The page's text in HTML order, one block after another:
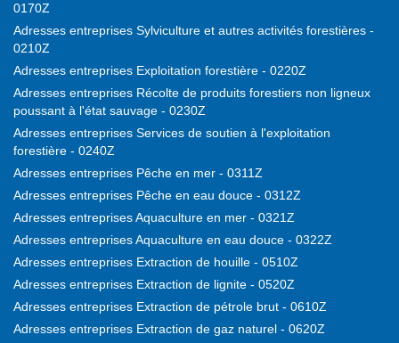
0170Z
Adresses entreprises Sylviculture et autres activités forestières -
0210Z
Adresses entreprises Exploitation forestière - 0220Z
Adresses entreprises Récolte de produits forestiers non ligneux
poussant à l'état sauvage - 0230Z
Adresses entreprises Services de soutien à l'exploitation
forestière - 0240Z
Adresses entreprises Pêche en mer - 0311Z
Adresses entreprises Pêche en eau douce - 0312Z
Adresses entreprises Aquaculture en mer - 0321Z
Adresses entreprises Aquaculture en eau douce - 0322Z
Adresses entreprises Extraction de houille - 0510Z
Adresses entreprises Extraction de lignite - 0520Z
Adresses entreprises Extraction de pétrole brut - 0610Z
Adresses entreprises Extraction de gaz naturel - 0620Z